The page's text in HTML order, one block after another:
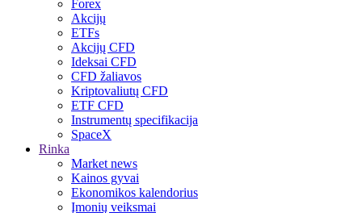
Forex
Akcijų
ETFs
Akcijų CFD
Ideksai CFD
CFD žaliavos
Kriptovaliutų CFD
ETF CFD
Instrumentų specifikacija
SpaceX
Rinka
Market news
Kainos gyvai
Ekonomikos kalendorius
Įmonių veiksmai